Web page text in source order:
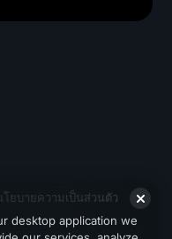
โยบายความเป็นส่วนตัว
desktop application we